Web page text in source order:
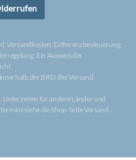
Versandkosten. Differenzbesteuerung
Ein Ausweis der
der BRD. Bei Versand
für andere Länder und
siehe die Shop-Seite Versand.